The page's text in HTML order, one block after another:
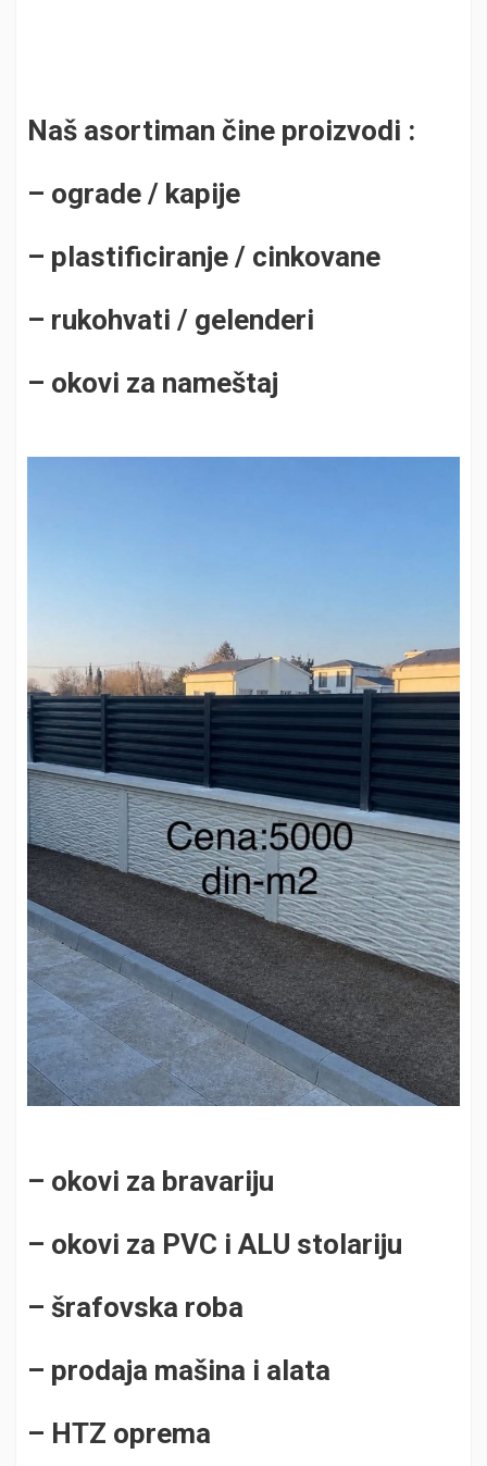
Naš asortiman čine proizvodi :
– ograde / kapije
– plastificiranje / cinkovane
– rukohvati / gelenderi
– okovi za nameštaj
– okovi za bravariju
– okovi za PVC i ALU stolariju
– šrafovska roba
– prodaja mašina i alata
– HTZ oprema